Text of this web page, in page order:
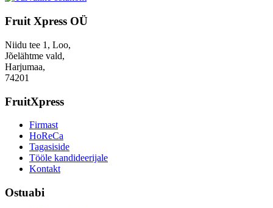
Fruit Xpress OÜ
Niidu tee 1, Loo,
Jõelähtme vald,
Harjumaa,
74201
FruitXpress
Firmast
HoReCa
Tagasiside
Tööle kandideerijale
Kontakt
Ostuabi